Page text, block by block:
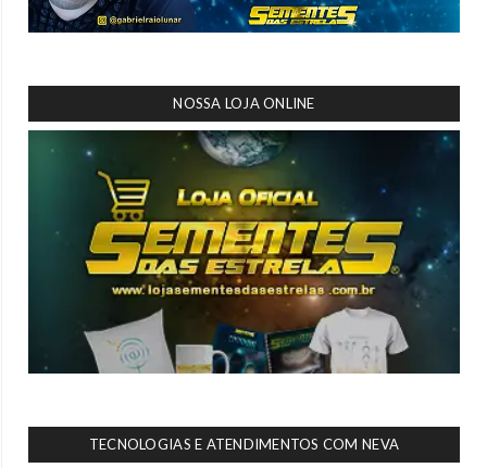
NOSSA LOJA ONLINE
TECNOLOGIAS E ATENDIMENTOS COM NEVA